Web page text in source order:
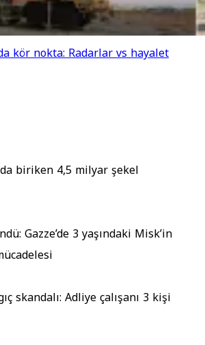
kör nokta: Radarlar vs hayalet
biriken 4,5 milyar şekel
Gazze’de 3 yaşındaki Misk’in
skandalı: Adliye çalışanı 3 kişi